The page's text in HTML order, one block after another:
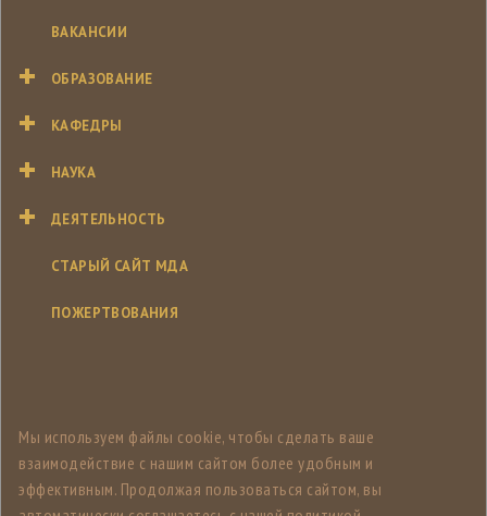
ВАКАНСИИ
ОБРАЗОВАНИЕ
КАФЕДРЫ
НАУКА
ДЕЯТЕЛЬНОСТЬ
СТАРЫЙ САЙТ МДА
ПОЖЕРТВОВАНИЯ
Мы используем файлы cookie, чтобы сделать ваше
взаимодействие с нашим сайтом более удобным и
эффективным. Продолжая пользоваться сайтом, вы